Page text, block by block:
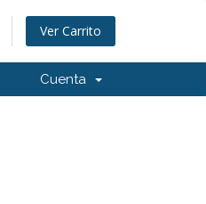
Ver Carrito
Cuenta